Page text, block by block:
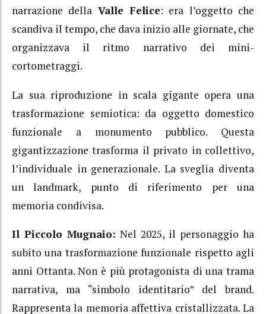
narrazione della Valle Felice: era l’oggetto che
scandiva il tempo, che dava inizio alle giornate, che
organizzava il ritmo narrativo dei mini-
cortometraggi.
La sua riproduzione in scala gigante opera una
trasformazione semiotica: da oggetto domestico
funzionale a monumento pubblico. Questa
gigantizzazione trasforma il privato in collettivo,
l’individuale in generazionale. La sveglia diventa
un landmark, punto di riferimento per una
memoria condivisa.
Il Piccolo Mugnaio: Nel 2025, il personaggio ha
subito una trasformazione funzionale rispetto agli
anni Ottanta. Non è più protagonista di una trama
narrativa, ma “simbolo identitario” del brand.
Rappresenta la memoria affettiva cristallizzata. La